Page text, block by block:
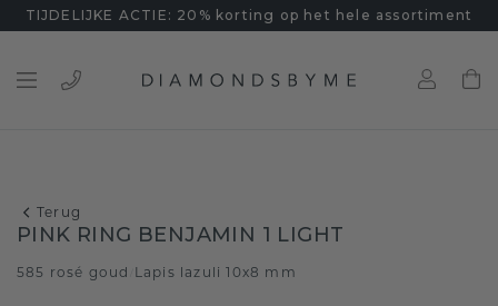
TIJDELIJKE ACTIE: 20% korting op het hele assortiment
Terug
PINK RING BENJAMIN 1 LIGHT
585 rosé goud Lapis lazuli 10x8 mm